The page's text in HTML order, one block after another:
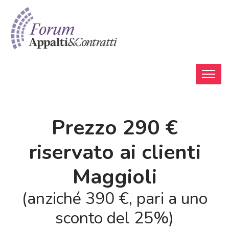
Prezzo 290 €
riservato ai clienti
Maggioli
(anziché 390 €, pari a uno
sconto del 25%)